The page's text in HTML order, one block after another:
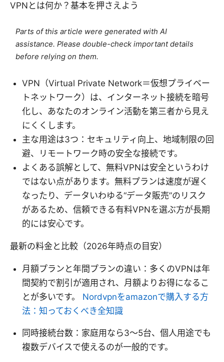
VPNとは何か？基本を押さえよう
Parts of this article were generated with AI
assistance. Please double-check important details
before relying on them.
VPN（Virtual Private Network＝仮想プライベー
トネットワーク）は、インターネット接続を暗号
化し、あなたのオンライン活動を第三者から見え
にくくします。
主な用途は3つ：セキュリティ向上、地域制限の回
避、リモートワーク時の安全な接続です。
よくある誤解として、無料VPNは安全というわけ
ではない点があります。無料プランは速度が遅く
なったり、データいわゆる“データ販売”のリスク
があるため、信頼できる有料VPNを選ぶ方が長期
的には安心です。
最新の料金と比較（2026年時点の目安）
月額プランと年間プランの違い：多くのVPNは年
間契約で割引が適用され、月額よりお得になるこ
とが多いです。 Nordvpnをamazonで購入する方
法：知っておくべき全知識
同時接続台数：家庭用なら3〜5台、個人用途でも
複数デバイスで使えるのが一般的です。